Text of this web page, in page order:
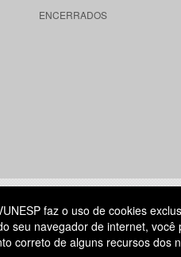
ENCERRADOS
515
ATENDIMENTO AO
faz o uso de cookies
seu navegador de internet,
correto de alguns recursos